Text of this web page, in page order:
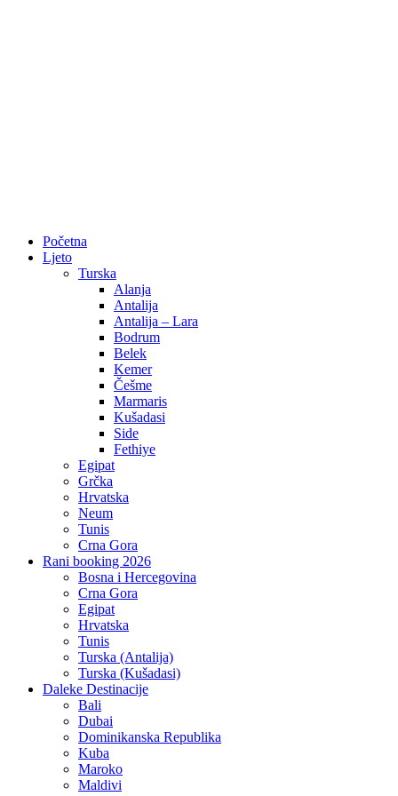
Početna
Ljeto
Turska
Alanja
Antalija
Antalija – Lara
Bodrum
Belek
Kemer
Češme
Marmaris
Kušadasi
Side
Fethiye
Egipat
Grčka
Hrvatska
Neum
Tunis
Crna Gora
Rani booking 2026
Bosna i Hercegovina
Crna Gora
Egipat
Hrvatska
Tunis
Turska (Antalija)
Turska (Kušadasi)
Daleke Destinacije
Bali
Dubai
Dominikanska Republika
Kuba
Maroko
Maldivi